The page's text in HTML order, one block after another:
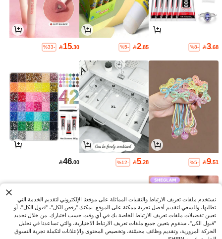
3.68
%8-
2.85
%5-
15.30
%33-
9.51
%5-
5.28
%12-
46.00
نستخدم ملفات تعريف الارتباط والتقنيات المماثلة على موقعنا الإلكتروني لتقديم الخدمة التي
تطلبها، وللسعي لتقديم أفضل تجربة ممكنة على الموقع. يمكنك "رفض الكل"، "قبول الكل"، أو
تعيين تفضيلات ملفات تعريف الارتباط الخاصة بك في أي وقت حسب اختيارك. من خلال تحديد
"قبول الكل"، سنقوم بتعيين جميع ملفات تعريف الارتباط الاختيارية، والتي تساعدنا في تحليل
الحركة المرورية، وتقديم وظائف محسّنة، وتخصيص المحتوى والإعلانات لتكملة تجربة التسوق